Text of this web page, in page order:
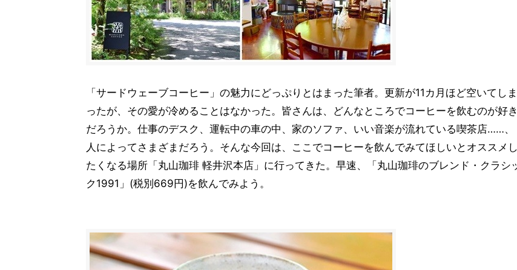
「サードウェーブコーヒー」の魅力にどっぷりとはまった筆者。更新が11カ月ほど空いてしま
ったが、その愛が冷めることはなかった。皆さんは、どんなところでコーヒーを飲むのが好き
だろうか。仕事のデスク、運転中の車の中、家のソファ、いい音楽が流れている喫茶店……、
人によってさまざまだろう。そんな今回は、ここでコーヒーを飲んでみてほしいとオススメし
たくなる場所「丸山珈琲 軽井沢本店」に行ってきた。早速、「丸山珈琲のブレンド・クラシ
ク1991」(税別669円)を飲んでみよう。